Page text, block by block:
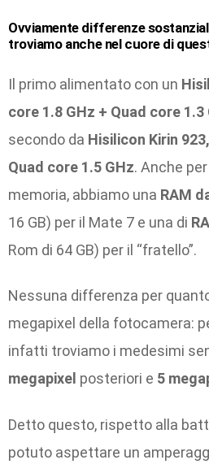
Ovviamente differenze
troviamo anche nel cuore di
Il primo alimentato con un
core 1.8 GHz + Quad core 1.3
secondo da Hisilicon Kirin
Quad core 1.5 GHz. Anche
memoria, abbiamo una RAM
16 GB) per il Mate 7 e una di
Rom di 64 GB) per il “fratello”.
Nessuna differenza per
megapixel della fotocamera:
infatti troviamo i medesimi
megapixel posteriori e 5
Detto questo, rispetto alla
potuto aspettare un